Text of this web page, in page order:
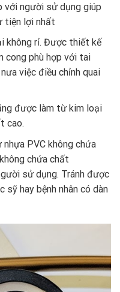
với người sử dụng giúp
tiện lợi nhất
không rỉ. Được thiết kế
cong phù hợp với tai
việc điều chỉnh quai
được làm từ kim loại
cao.
PVC không chứa
chứa chất
sử dụng. Tránh được
sỹ hay bệnh nhân có dàn